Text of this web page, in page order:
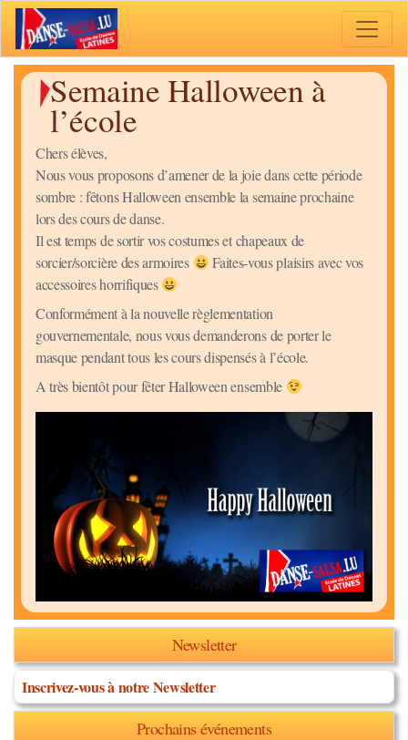
Semaine Halloween à
l’école
Chers élèves,
Nous vous proposons d’amener de la joie dans cette période
sombre : fêtons Halloween ensemble la semaine prochaine
lors des cours de danse.
Il est temps de sortir vos costumes et chapeaux de
sorcier/sorcière des armoires
Faites-vous plaisirs avec vos
accessoires horrifiques
Conformément à la nouvelle règlementation
gouvernementale, nous vous demanderons de porter le
masque pendant tous les cours dispensés à l’école.
A très bientôt pour fêter Halloween ensemble
Newsletter
Inscrivez-vous à notre Newsletter
Prochains événements